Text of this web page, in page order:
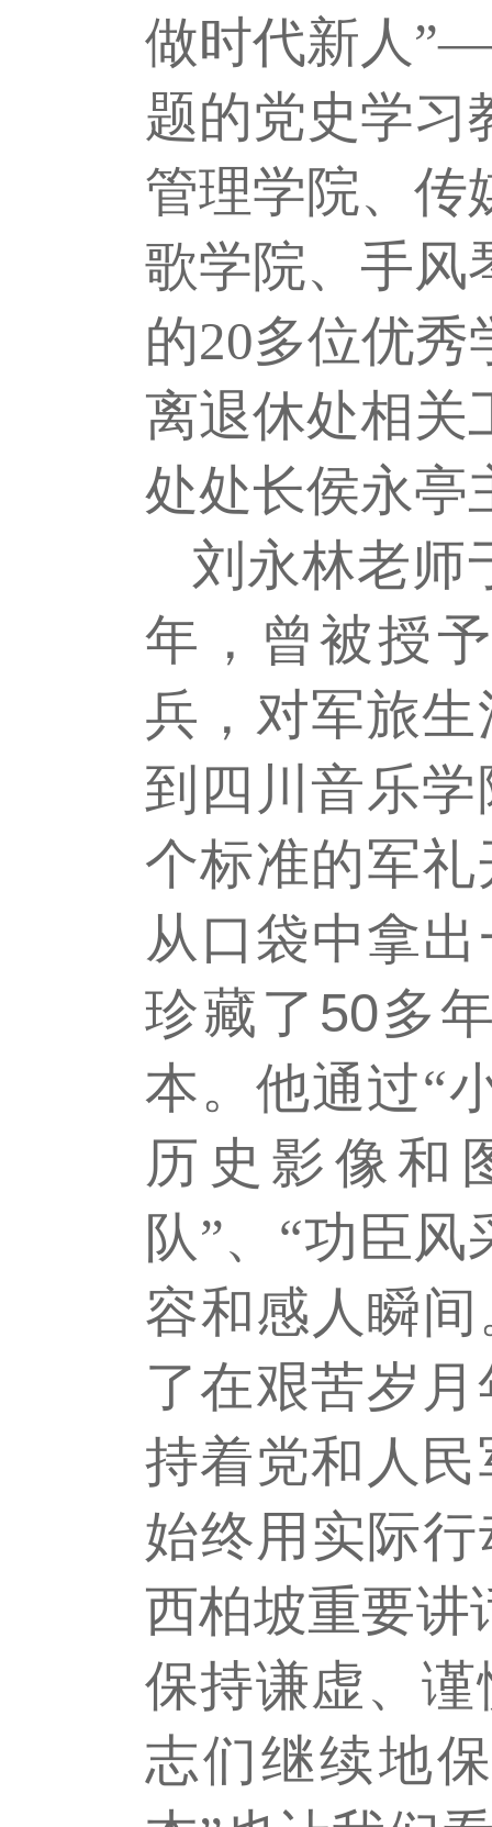
做时代新人
题的党史学习
管理学院、传
歌学院、手风
的20多位优秀
离退休处相关
处处长侯永亭
刘永林老师
年 ，曾被授
兵，对军旅
到四川音乐
个标准的军
从口袋中拿
珍藏了 50多
本。他通过“
历史影像和
队”、“功臣
容和感人瞬
了在艰苦岁
持着党和人
始终用实际
西柏坡重要
保持谦虚、
志们继续地